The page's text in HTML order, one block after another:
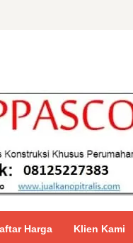
Harga Klien Kami